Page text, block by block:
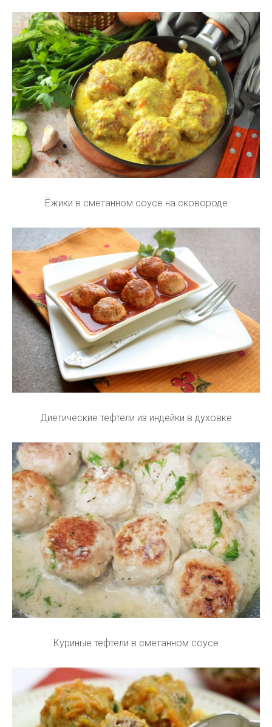
Ёжики в сметанном соусе на сковороде
Диетические тефтели из индейки в духовке
Куриные тефтели в сметанном соусе